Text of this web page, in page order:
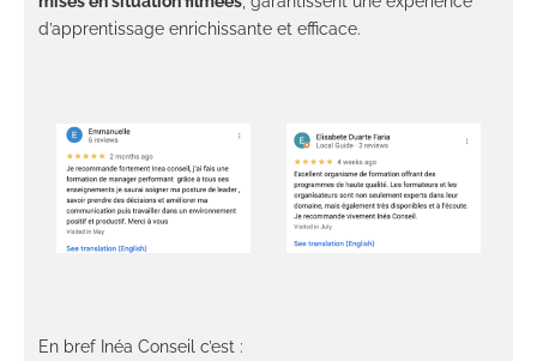
d’apprentissage enrichissante et efficace.
En bref Inéa Conseil c’est :